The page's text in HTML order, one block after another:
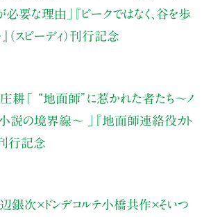
必要な理由」
『ピークではなく、谷を歩
』（スピーディ）刊行記念
耕「 “地面師”に惹かれた者たち〜ノ
小説の境界線〜 」
『地面師連絡役カト
刊行記念
辺銀次×ドンデコルテ小橋共作×そいつ